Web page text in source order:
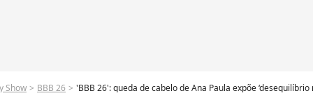
Show BBB 26 'BBB 26': queda de cabelo de Ana Paula expõe ‘desequilíbrio metabólico’ e acende